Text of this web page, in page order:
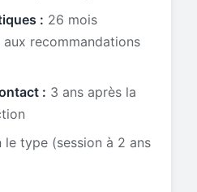
: 26 mois
recommandations
: 3 ans après la
le type (session à 2 ans